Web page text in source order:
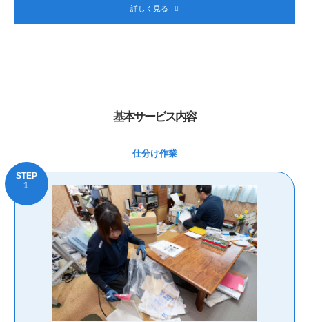
詳しく見る
基本サービス内容
仕分け作業